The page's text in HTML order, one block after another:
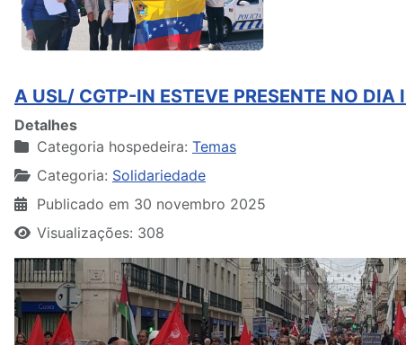
A USL/ CGTP-IN ESTEVE PRESENTE NO
Detalhes
Categoria hospedeira: Temas
Categoria: Solidariedade
Publicado em 30 novembro 2025
Visualizações: 308